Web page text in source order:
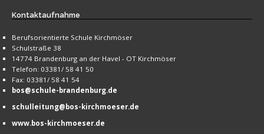
Kontaktaufnahme
Berufsorientierte Schule Kirchmöser
Schulstraße 38
14774 Brandenburg an der Havel - OT Kirchmöser
Telefon: 03381/ 58 41 50
Fax: 03381/ 58 41 54
bos@schule-brandenburg.de
schulleitung@bos-kirchmoeser.de
www.bos-kirchmoeser.de